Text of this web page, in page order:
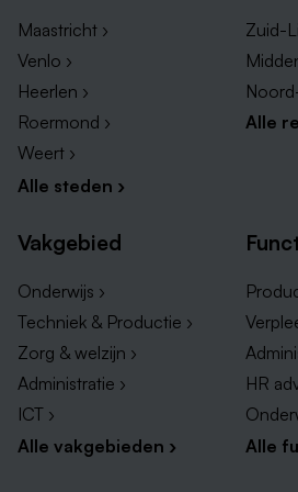
Vacatures in Horst aan de
Vacatures in Reuver
Vacatures in Tegelen
Soorten banen in Venlo
Heel wat sectoren hebben een
Maastricht ›
Venlo ›
Heerlen ›
Roermond ›
Weert ›
Alle steden ›
Zuid-
Alle
Vakgebied
Onderwijs ›
Techniek & Productie ›
Zorg & welzijn ›
Administratie ›
ICT ›
Alle vakgebieden ›
HR
Alle